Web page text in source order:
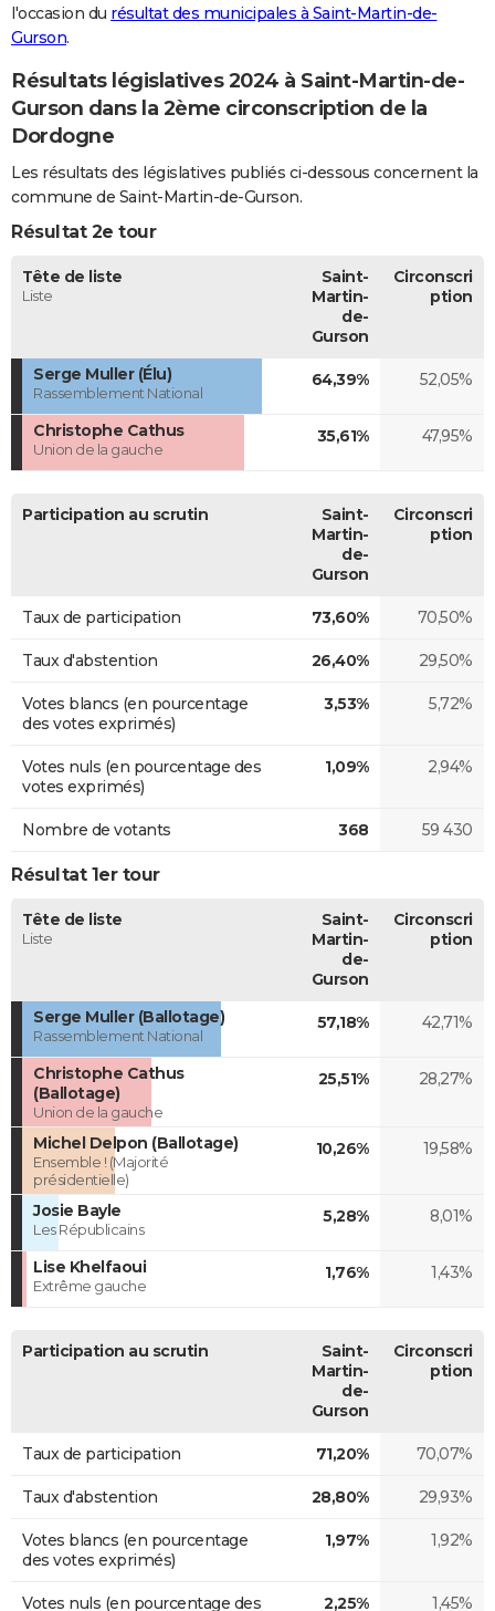
FORUM
l'occasion du résultat des municipales à Saint-Martin-de-
Gurson.
Résultats législatives 2024 à Saint-Martin-de-
Gurson dans la 2ème circonscription de la
Dordogne
Les résultats des législatives publiés ci-dessous concernent la
commune de Saint-Martin-de-Gurson.
Résultat 2e tour
Tête de liste
Liste
Saint-
Martin-
de-
Gurson
Circonscri
ption
Serge Muller (Élu)
Rassemblement National
64,39% 52,05%
Christophe Cathus
Union de la gauche
35,61% 47,95%
Participation au scrutin
Saint-
Martin-
de-
Gurson
Circonscri
ption
Taux de participation 73,60% 70,50%
Taux d'abstention 26,40% 29,50%
Votes blancs (en pourcentage
des votes exprimés)
3,53% 5,72%
Votes nuls (en pourcentage des
votes exprimés)
1,09% 2,94%
Nombre de votants 368 59 430
Résultat 1er tour
Tête de liste
Liste
Saint-
Martin-
de-
Gurson
Circonscri
ption
Serge Muller (Ballotage)
Rassemblement National
57,18% 42,71%
Christophe Cathus
(Ballotage)
Union de la gauche
25,51% 28,27%
Michel Delpon (Ballotage)
Ensemble ! (Majorité
présidentielle)
10,26% 19,58%
Josie Bayle
Les Républicains
5,28% 8,01%
Lise Khelfaoui
Extrême gauche
1,76% 1,43%
Participation au scrutin
Saint-
Martin-
de-
Gurson
Circonscri
ption
Taux de participation 71,20% 70,07%
Taux d'abstention 28,80% 29,93%
Votes blancs (en pourcentage
des votes exprimés)
1,97% 1,92%
Votes nuls (en pourcentage des 2,25% 1,45%